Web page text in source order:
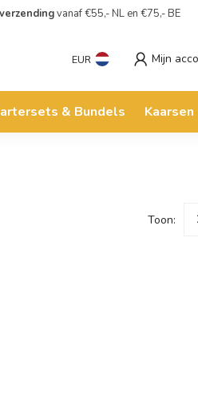
vanaf €55,- NL en €75,- BE
EUR Mijn
& Bundels Kaarsen
Toon: